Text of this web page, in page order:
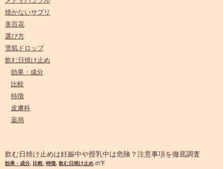
焼かないサプリ
美百花
選び方
雪肌ドロップ
飲む日焼け止め
効果・成分
比較
特徴
皮膚科
薬局
飲む日焼け止めは妊娠中や授乳中は危険？注意事項を徹底調査
効果・成分, 比較, 特徴, 飲む日焼け止め の下